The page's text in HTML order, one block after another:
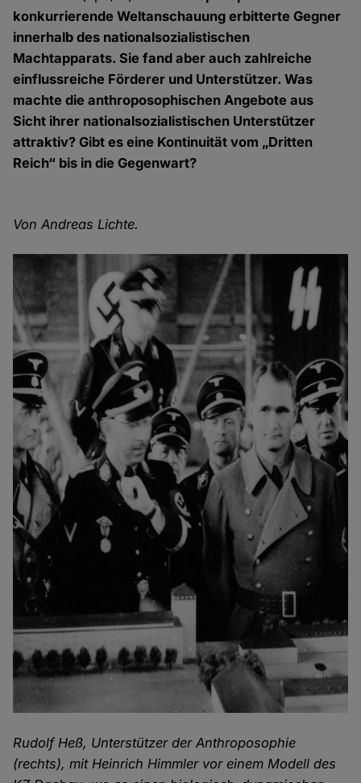
konkurrierende Weltanschauung erbitterte Gegner
innerhalb des nationalsozialistischen
Machtapparats. Sie fand aber auch zahlreiche
einflussreiche Förderer und Unterstützer. Was
machte die anthroposophischen Angebote aus
Sicht ihrer nationalsozialistischen Unterstützer
attraktiv? Gibt es eine Kontinuität vom „Dritten
Reich“ bis in die Gegenwart?
Von Andreas Lichte.
Rudolf Heß, Unterstützer der Anthroposophie
(rechts), mit Heinrich Himmler vor einem Modell des